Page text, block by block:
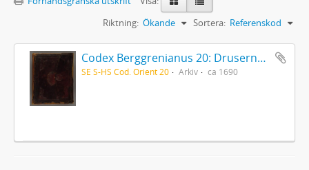
Sortera: Referenskod
Riktning: Ökande
Codex Berggrenianus 20: Drusernas på Libanon heliga bok
SE S-HS Cod. Orient 20 Arkiv ca 1690